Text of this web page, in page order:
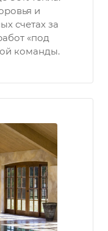
и
счетах за
«под
команды.